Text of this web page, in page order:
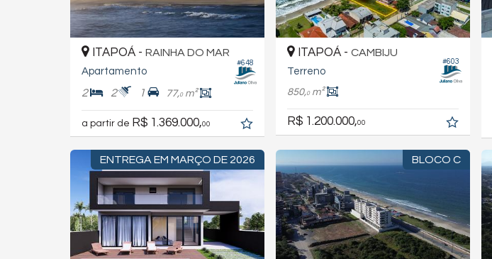
#648
ITAPOÁ - RAINHA DO MAR
Apartamento
2 2 1 77,0m²
a partir de R$ 1.369.000,00
#603
ITAPOÁ - CAMBIJU
Terreno
850,0m²
R$ 1.200.000,00
ENTREGA EM MARÇO DE 2026 BLOCO C